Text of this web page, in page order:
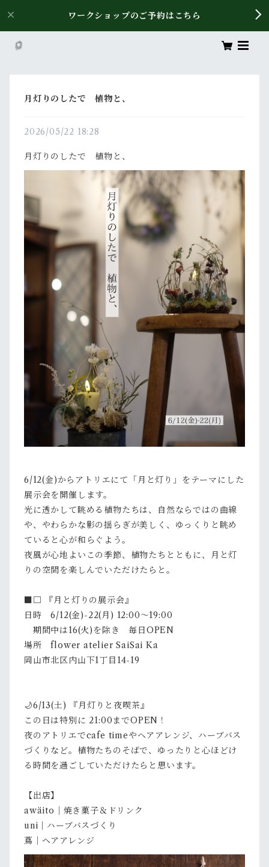
ワークショップのご予約はこちら
月灯りのしたで 植物と、
2026/05/22 18:28
月灯りのしたで 植物と、
6/12(金)からアトリエにて「月と灯り」をテーマにした
展示会を開催します。
光に透かして眺める植物たちは、自然ならではの曲線
や、やわらかな影の揺らぎが美しく、ゆっくりと眺め
ていると心が和らぐよう。
夜風が心地よいこの季節、植物たちとともに、月と灯
りの空間を楽しんでいただけたらと。
■□ 『月と灯りの展示会』
日時 6/12(金)-22(月) 12:00〜19:00
期間中は16(火)を除き 毎日OPEN
場所 flower atelier SaiSai Ka
岡山市北区内山下1丁目14-19
🌙6/13(土) 『月灯りと夜喫茶』
この日は特別に 21:00までOPEN！
夜のアトリエでcafe timeやヘアアレンジ、ハーブバス
づくりなど。植物たちのそばで、ゆったりと心ほどけ
る時間を過ごしていただけたらと思います。
【出店】
awäito｜焼き菓子＆ドリンク
uni｜ハーブバスづくり
蔦｜ヘアアレンジ